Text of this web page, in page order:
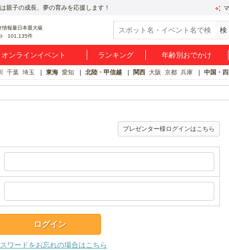
親子の成長、夢の育みを応援します！
101,135件
オンラインイベント ランキング 年齢別おでかけ
千葉 埼玉 東海 愛知 北陸・甲信越 関西 大阪 京都 兵庫 中国・四
プレゼンター様ログインはこちら
ワードをお忘れの場合はこちら